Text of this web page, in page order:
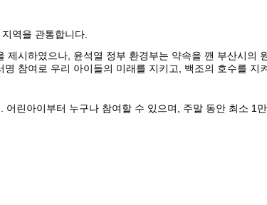
역을 관통합니다.
시하였으나, 윤석열 정부 환경부는 약속을 깬 부산시의
참여로 우리 아이들의 미래를 지키고, 백조의 호수를 지
린아이부터 누구나 참여할 수 있으며, 주말 동안 최소 1